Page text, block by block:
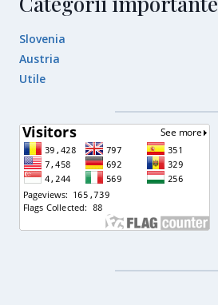
Slovenia
Austria
Utile